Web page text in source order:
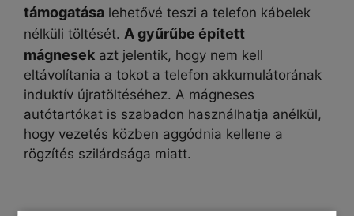
támogatása lehetővé teszi a telefon kábelek
nélküli töltését. A gyűrűbe épített
mágnesek azt jelentik, hogy nem kell
eltávolítania a tokot a telefon akkumulátorának
induktív újratöltéséhez. A mágneses
autótartókat is szabadon használhatja anélkül,
hogy vezetés közben aggódnia kellene a
rögzítés szilárdsága miatt.